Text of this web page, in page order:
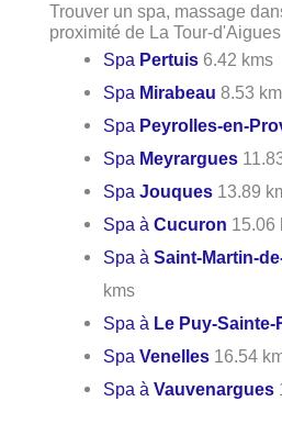
Trouver un spa, massage
proximité de La Tour-d'Aigues
Spa Pertuis 6.42 kms
Spa Mirabeau 8.53
Spa Peyrolles-en-
Spa Meyrargues
SpaJouques 13.89
Spa àCucuron 15.06
Spa àSaint-Martin-
kms
Spa à Le Puy-Sainte-
SpaVenelles 16.54
Spa àVauvenargues